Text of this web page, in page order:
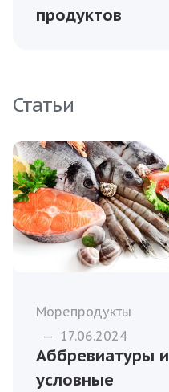
продуктов
Статьи
Морепродукты
— 17.06.2024
Аббревиатуры и
условные